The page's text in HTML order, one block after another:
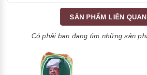
SẢN PHẨM LIÊN QUAN
Có phải bạn đang tìm những sản